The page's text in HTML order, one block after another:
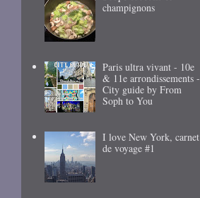
champignons
Paris ultra vivant - 10e
& 11e arrondissements -
City guide by From
Soph to You
I love New York, carnet
de voyage #1